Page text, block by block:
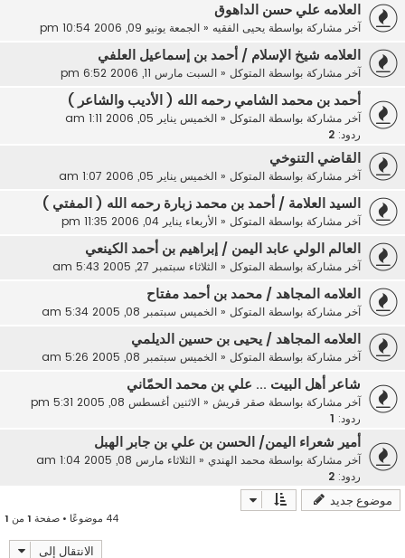
العلامه علي حسن الداهوق
آخر مشاركة بواسطة يحيى الفقيه « الجمعة يونيو 09, 2006 10:54 pm
العلامه شيخ الإسلام / أحمد بن إسماعيل العلفي
آخر مشاركة بواسطة المتوكل « السبت مارس 11, 2006 6:52 pm
أحمد بن محمد الشامي رحمه الله ( الأديب والشاعر )
آخر مشاركة بواسطة المتوكل « الخميس يناير 05, 2006 1:11 am
ردود: 2
القاضي التنوخي
آخر مشاركة بواسطة المتوكل « الخميس يناير 05, 2006 1:07 am
السيد العلامة / أحمد بن محمد زبارة رحمه الله ( المفتي )
آخر مشاركة بواسطة المتوكل « الأربعاء يناير 04, 2006 11:35 pm
العالم الولي عابد اليمن / إبراهيم بن أحمد الكينعي
آخر مشاركة بواسطة المتوكل « الثلاثاء سبتمبر 27, 2005 5:43 am
العلامه المجاهد / محمد بن أحمد مفتاح
آخر مشاركة بواسطة المتوكل « الخميس سبتمبر 08, 2005 5:34 am
العلامه المجاهد / يحيى بن حسين الديلمي
آخر مشاركة بواسطة المتوكل « الخميس سبتمبر 08, 2005 5:26 am
شاعر أهل البيت ... علي بن محمد الحمّاني
آخر مشاركة بواسطة صقر قريش « الاثنين أغسطس 08, 2005 5:31 pm
ردود: 1
أمير شعراء اليمن/ الحسن بن علي بن جابر الهبل
آخر مشاركة بواسطة محمد الهندي « الثلاثاء مارس 08, 2005 1:04 am
ردود: 2
موضوع جديد
44 موضوعًا • صفحة 1 من 1
الانتقال إلى